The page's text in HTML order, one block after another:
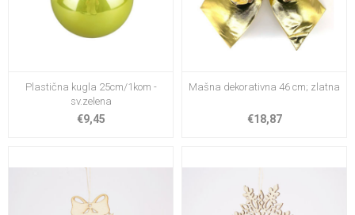
Plastična kugla 25cm/1kom -
sv.zelena
€9,45
Mašna dekorativna 46 cm; zlatna
€18,87